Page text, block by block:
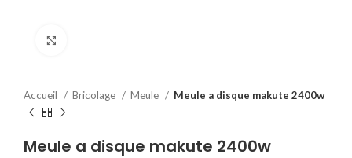
Accueil Bricolage Meule Meule a disque makute 2400w
Meule a disque makute 2400w